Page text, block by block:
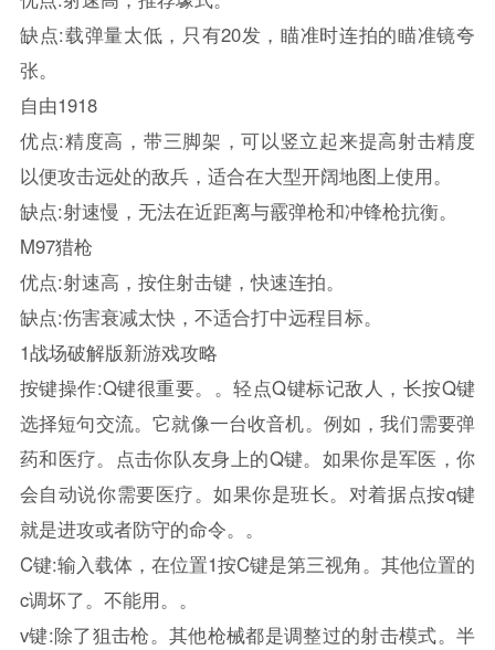
缺点:载弹量太低，只有20发，瞄准时连拍的瞄准镜夸
张。
自由1918
优点:精度高，带三脚架，可以竖立起来提高射击精度
以便攻击远处的敌兵，适合在大型开阔地图上使用。
缺点:射速慢，无法在近距离与霰弹枪和冲锋枪抗衡。
M97猎枪
优点:射速高，按住射击键，快速连拍。
缺点:伤害衰减太快，不适合打中远程目标。
1战场破解版新游戏攻略
按键操作:Q键很重要。。轻点Q键标记敌人，长按Q键
选择短句交流。它就像一台收音机。例如，我们需要弹
药和医疗。点击你队友身上的Q键。如果你是军医，你
会自动说你需要医疗。如果你是班长。对着据点按q键
就是进攻或者防守的命令。。
C键:输入载体，在位置1按C键是第三视角。其他位置的
c调坏了。不能用。。
v键:除了狙击枪。其他枪械都是调整过的射击模式。半